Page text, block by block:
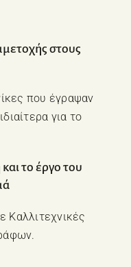
στους
που έγραψαν
για το
το έργο του
Καλλιτεχνικές